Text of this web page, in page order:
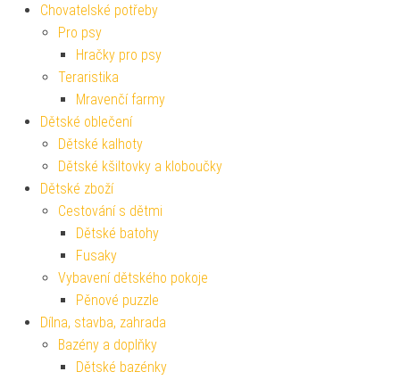
Chovatelské potřeby
Pro psy
Hračky pro psy
Teraristika
Mravenčí farmy
Dětské oblečení
Dětské kalhoty
Dětské kšiltovky a kloboučky
Dětské zboží
Cestování s dětmi
Dětské batohy
Fusaky
Vybavení dětského pokoje
Pěnové puzzle
Dílna, stavba, zahrada
Bazény a doplňky
Dětské bazénky